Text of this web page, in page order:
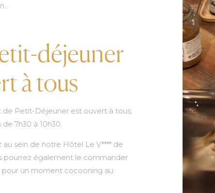
déjeuner
à tous
Petit-Déjeuner est ouvert à tous,
7h30 à 10h30.
au sein de notre Hôtel Le V**** de
pourrez également le commander
pour un moment cocooning au